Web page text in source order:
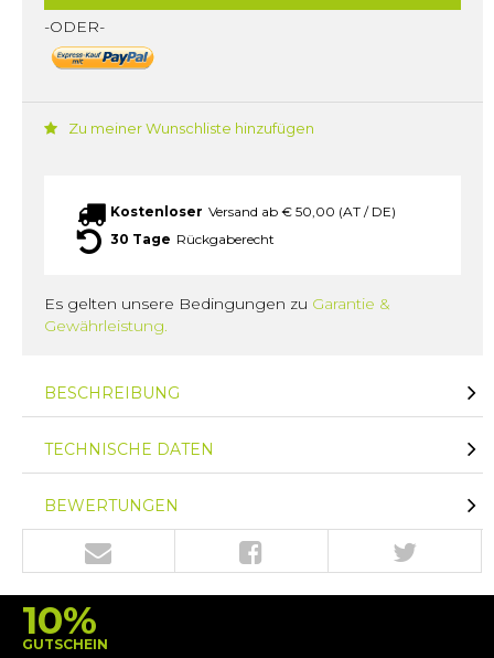
-ODER-
Zu meiner Wunschliste hinzufügen
Kostenloser Versand ab € 50,00 (AT / DE)
30 Tage Rückgaberecht
Es gelten unsere Bedingungen zu Garantie &
Gewährleistung.
BESCHREIBUNG
TECHNISCHE DATEN
BEWERTUNGEN
10%
GUTSCHEIN